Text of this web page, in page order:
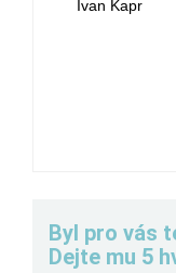
Ivan Kapr
Byl pro vás
Dejte mu 5